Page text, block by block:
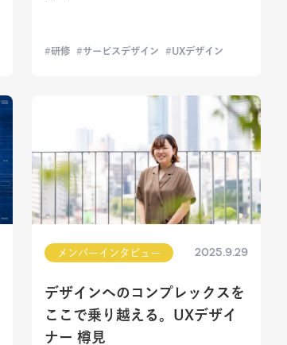
研修 サービスデザイン UXデザイン
メンバーインタビュー 2025.9.29
デザインへのコンプレックスを
ここで乗り越える。UXデザイ
ナー 樽見